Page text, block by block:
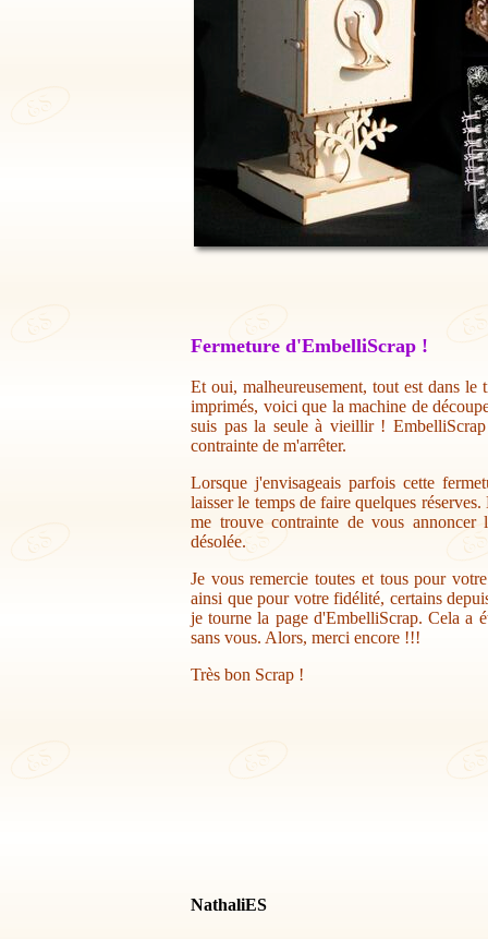
Fermeture d'EmbelliScrap !
Et oui, malheureusement, tout est dans
imprimés, voici que la machine de
suis pas la seule à vieillir !
contrainte de m'arrêter.
Lorsque j'envisageais parfois cette
laisser le temps de faire quelques
me trouve contrainte de vous annoncer
désolée.
Je vous remercie toutes et tous pour
ainsi que pour votre fidélité, certains
je tourne la page d'EmbelliScrap. Cela a
sans vous. Alors, merci encore !!!
Très bon Scrap !
NathaliES